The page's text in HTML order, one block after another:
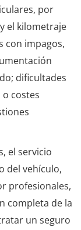
por
el kilometraje
con impagos,
dificultades
costes
el servicio
del vehículo,
profesionales,
completa de la
un seguro